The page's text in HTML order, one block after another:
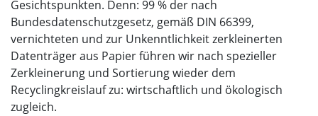
Gesichtspunkten. Denn: 99 % der nach
Bundesdatenschutzgesetz, gemäß DIN 66399,
vernichteten und zur Unkenntlichkeit zerkleinerten
Datenträger aus Papier führen wir nach spezieller
Zerkleinerung und Sortierung wieder dem
Recyclingkreislauf zu: wirtschaftlich und ökologisch
zugleich.